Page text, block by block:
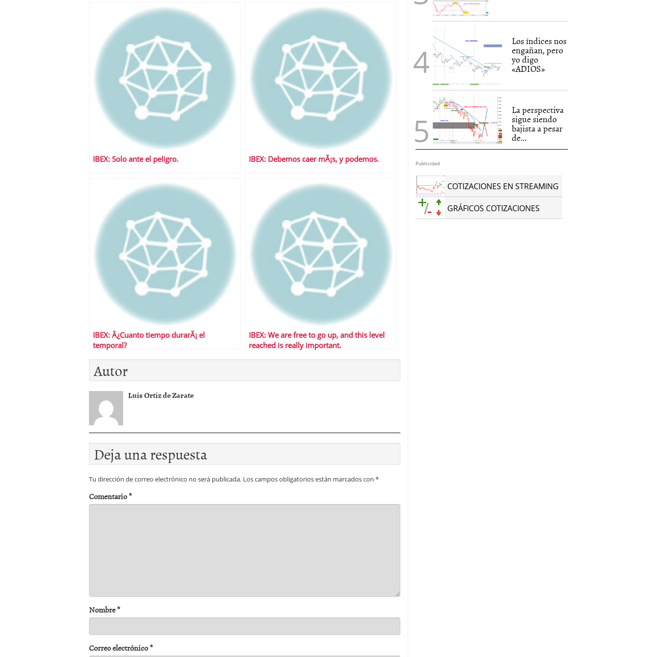
IBEX: Solo ante el peligro. IBEX: Debemos caer mÃ¡s, y podemos.
IBEX: Â¿Cuanto tiempo durarÃ¡ el
temporal?
IBEX: We are free to go up, and this level
reached is really important.
Autor
Luis Ortiz de Zarate
Deja una respuesta
Tu dirección de correo electrónico no será publicada. Los campos obligatorios están marcados con *
Comentario*
Nombre*
Correo electrónico*
Los índices nos
engañan, pero
yo digo
«ADIOS»
La perspectiva
sigue siendo
bajista a pesar
de...
Publicidad
COTIZACIONES EN STREAMING
GRÁFICOS COTIZACIONES